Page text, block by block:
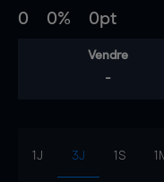
0 0% 0pt
Vendre
-
1J 3J 1S